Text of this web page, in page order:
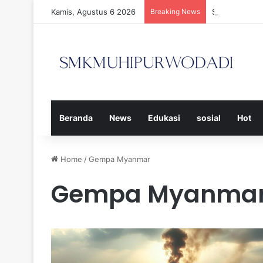
Kamis, Agustus 6 2026 Breaking News Strategi
Beranda News Edukasi sosial Hot
Home /Gempa Myanmar
Gempa